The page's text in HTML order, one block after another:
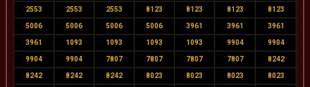
2553 2553 2553 8123 8123 8123 8123
5006 5006 5006 5006 3961 3961 3961
3961 1093 1093 1093 1093 9904 9904
9904 9904 7807 7807 7807 7807 8242
8242 8242 8242 8023 8023 8023 8023